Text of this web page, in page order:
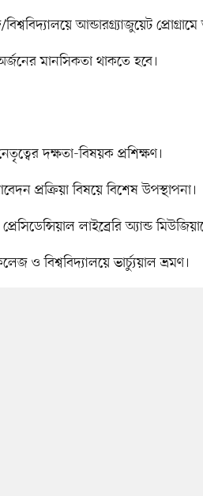
বিশ্ববিদ্যালয়ে আন্ডারগ্র্যাজুয়েট
মানসিকতা থাকতে হবে।
দক্ষতা-বিষয়ক প্রশিক্ষণ।
প্রক্রিয়া বিষয়ে বিশেষ উপস্থাপনা।
লাইব্রেরি অ্যান্ড
ও বিশ্ববিদ্যালয়ে ভার্চ্যুয়াল ভ্রমণ।